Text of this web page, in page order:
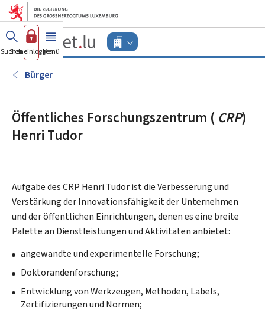
Zum Hauptmenü
Zum Inhalt
Guichet.lu
Changer
d'espace
Suchen
Sich einloggen
Menü Haupt-
Bürger
Öffentliches Forschungszentrum ( CRP)
Henri Tudor
Aufgabe des CRP Henri Tudor ist die Verbesserung und
Verstärkung der Innovationsfähigkeit der Unternehmen
und der öffentlichen Einrichtungen, denen es eine breite
Palette an Dienstleistungen und Aktivitäten anbietet:
angewandte und experimentelle Forschung;
Doktorandenforschung;
Entwicklung von Werkzeugen, Methoden, Labels,
Zertifizierungen und Normen;